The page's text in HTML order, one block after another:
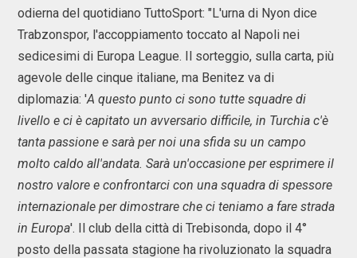
odierna del quotidiano TuttoSport: "L'urna di Nyon dice
Trabzonspor, l'accoppiamento toccato al Napoli nei
sedicesimi di Europa League. Il sorteggio, sulla carta, più
agevole delle cinque italiane, ma Benitez va di
diplomazia: 'A questo punto ci sono tutte squadre di
livello e ci è capitato un avversario difficile, in Turchia c'è
tanta passione e sarà per noi una sfida su un campo
molto caldo all'andata. Sarà un'occasione per esprimere il
nostro valore e confrontarci con una squadra di spessore
internazionale per dimostrare che ci teniamo a fare strada
in Europa'. Il club della città di Trebisonda, dopo il 4°
posto della passata stagione ha rivoluzionato la squadra